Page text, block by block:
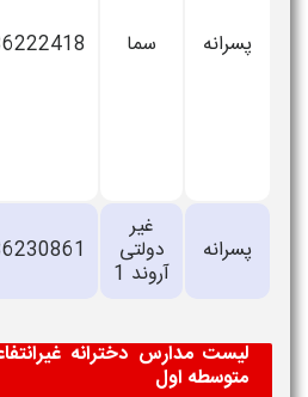
پسرانه سما
پسرانه
غیر
دولتی
آروند 1
لیست مدارس دخترانه
متوسطه اول